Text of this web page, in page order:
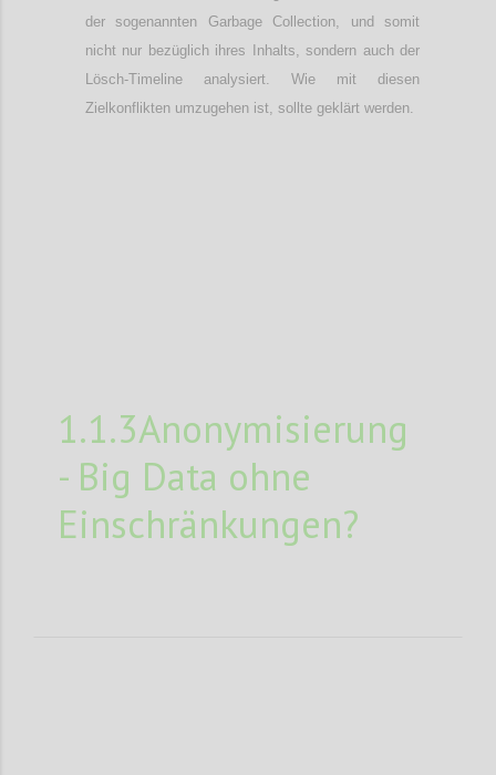
der sogenannten Garbage Collection, und somit
nicht nur bezüglich ihres Inhalts, sondern auch der
Lösch-Timeline analysiert. Wie mit diesen
Zielkonflikten umzugehen ist, sollte geklärt werden.
1.1.3Anonymisierung
- Big Data ohne
Einschränkungen?